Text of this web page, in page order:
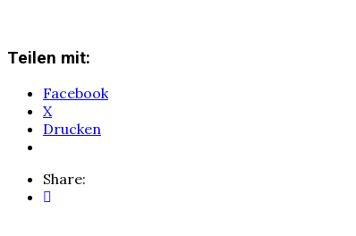
Teilen mit:
Facebook
X
Drucken
Share: